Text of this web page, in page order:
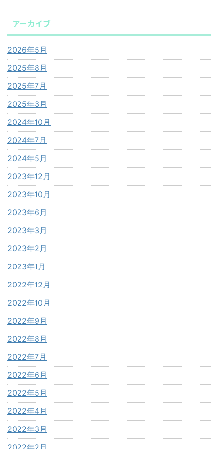
アーカイブ
2026年5月
2025年8月
2025年7月
2025年3月
2024年10月
2024年7月
2024年5月
2023年12月
2023年10月
2023年6月
2023年3月
2023年2月
2023年1月
2022年12月
2022年10月
2022年9月
2022年8月
2022年7月
2022年6月
2022年5月
2022年4月
2022年3月
2022年2月